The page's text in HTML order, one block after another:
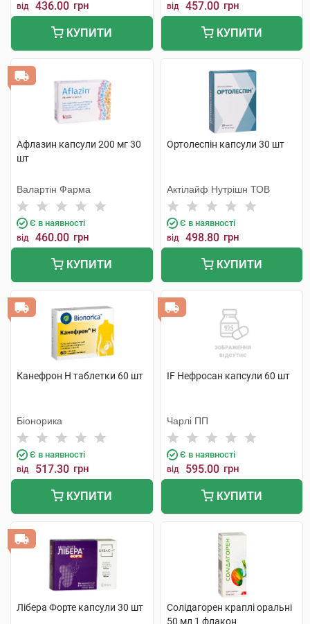
від 436.00 грн
КУПИТИ
від 457.00 грн
КУПИТИ
Афлазин капсули 200 мг 30
шт
Валартін Фарма
Є в наявності
від 460.00 грн
КУПИТИ
Ортолеспін капсули 30 шт
Актілайф Нутрішн ТОВ
Є в наявності
від 498.80 грн
КУПИТИ
Канефрон H таблетки 60 шт
Біонорика
Є в наявності
від 517.30 грн
КУПИТИ
IF Нефросан капсули 60 шт
Чарлі ПП
Є в наявності
від 595.00 грн
КУПИТИ
Лібера Форте капсули 30 шт
Солідагорен краплі оральні
50 мл 1 флакон